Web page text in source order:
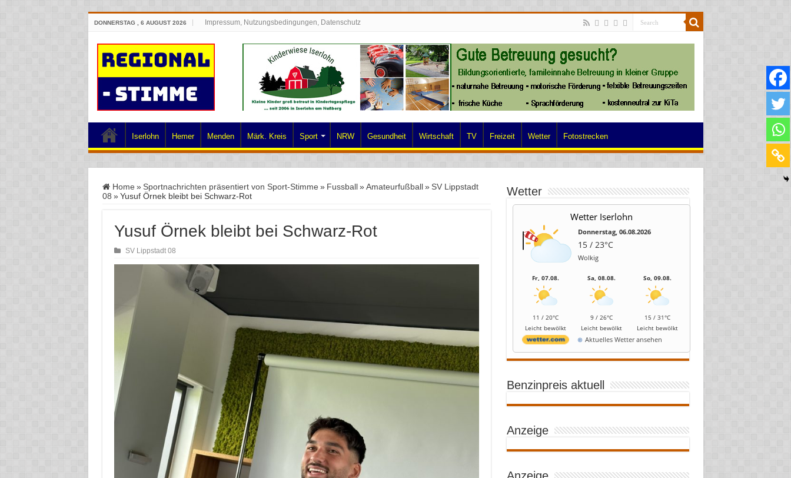
DONNERSTAG , 6 AUGUST 2026 Impressum, Nutzungsbedingungen, Datenschutz
Iserlohn Hemer Menden Märk. Kreis Sport NRW Gesundheit Wirtschaft TV Freizeit Wetter Fotostrecken
Home » Sportnachrichten präsentiert von Sport-Stimme » Fussball » Amateurfußball » SV Lippstadt
08 » Yusuf Örnek bleibt bei Schwarz-Rot
Yusuf Örnek bleibt bei Schwarz-Rot
SV Lippstadt 08
Wetter
Wetter Iserlohn
Donnerstag, 06.08.2026
15 / 23°C
Wolkig
Fr, 07.08.
11 / 20°C
Leicht bewölkt
Sa, 08.08.
9 / 26°C
Leicht bewölkt
So, 09.08.
15 / 31°C
Leicht bewölkt
Aktuelles Wetter ansehen
Benzinpreis aktuell
Anzeige